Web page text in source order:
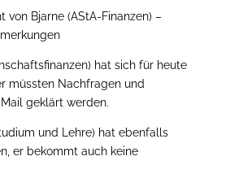
von Bjarne (AStA-Finanzen) –
hat sich für heute
müssten Nachfragen und
geklärt werden.
und Lehre) hat ebenfalls
er bekommt auch keine